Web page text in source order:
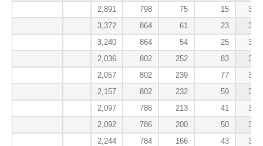
2,891
798 75 15
392
3,372
864 61 23
391
3,240
864 54 25
391
2,036
802 252 83
390
2,057
802 239 77
390
2,157
802 232 59
390
2,097
786 213 41
390
2,092
786 200 50
390
2,244
784 166 43
390